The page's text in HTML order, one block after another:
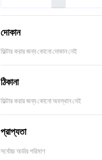
দোকান
ফিল্টার করার জন্য কোনো দোকান নেই
ঠিকানা
ফিল্টার করার জন্য কোনো অবস্থান নেই
প্রাপ্যতা
সর্বোচ্চ অর্ডার পরিমাণ